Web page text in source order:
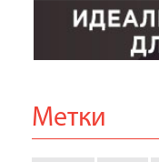
Метки